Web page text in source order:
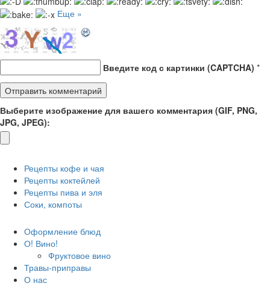
Еще »
Введите код с картинки (CAPTCHA) *
Выберите изображение для вашего комментария (GIF, PNG,
JPG, JPEG):
Рецепты кофе и чая
Рецепты коктейлей
Рецепты пива и эля
Соки, компоты
Оформление блюд
О! Вино!
Фруктовое вино
Травы-приправы
О нас